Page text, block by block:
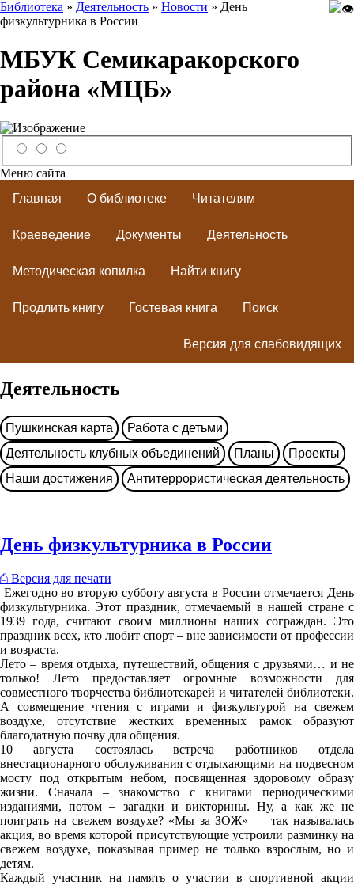
Библиотека » Деятельность » Новости » День
физкультурника в России
МБУК Семикаракорского
района «МЦБ»
Меню сайта
Главная
О библиотеке Читателям
Краеведение Документы Деятельность
Методическая копилка Найти книгу
Продлить книгу Гостевая книга Поиск
Версия для слабовидящих
Деятельность
Пушкинская карта
Работа с детьми
Деятельность клубных объединений
Планы
Проекты
Наши достижения
Антитеррористическая деятельность
День физкультурника в России
⎙ Версия для печати
Ежегодно во вторую субботу августа в России отмечается День
физкультурника. Этот праздник, отмечаемый в нашей стране с
1939 года, считают своим миллионы наших сограждан. Это
праздник всех, кто любит спорт – вне зависимости от профессии
и возраста.
Лето – время отдыха, путешествий, общения с друзьями… и не
только! Лето предоставляет огромные возможности для
совместного творчества библиотекарей и читателей библиотеки.
А совмещение чтения с играми и физкультурой на свежем
воздухе, отсутствие жестких временных рамок образуют
благодатную почву для общения.
10 августа состоялась встреча работников отдела
внестационарного обслуживания с отдыхающими на подвесном
мосту под открытым небом, посвященная здоровому образу
жизни. Сначала – знакомство с книгами периодическими
изданиями, потом – загадки и викторины. Ну, а как же не
поиграть на свежем воздухе? «Мы за ЗОЖ» — так называлась
акция, во время которой присутствующие устроили разминку на
свежем воздухе, показывая пример не только взрослым, но и
детям.
Каждый участник на память о участии в спортивной акции